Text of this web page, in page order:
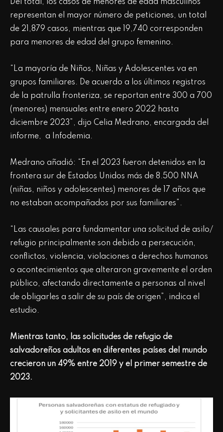
Del total, los casos de menores de edad masculinos
representan el mayor número de peticiones, un total
de 21,879 casos, mientras que 19,740 corresponden
para menores de edad del grupo femenino.
“La mayoría de Niños, Niñas y Adolescentes va en
grupos familiares. De acuerdo a los últimos registros
de la patrulla fronteriza, se reportan entre 300 a 700
(menores) mensuales entre enero 2022 hasta
diciembre 2023”, dijo Celia Medrano, encargada del
informe, a Infodemia.
Medrano añadió: “En el 2023 fueron detenidos en la
frontera sur de Estados Unidos más de 8.500 NNA
(niñas, niños y adolescentes) menores de 17 años que
no estaban acompañados por sus familiares”.
“Las causales para fundamentar una solicitud de asilo/
refugio principalmente son debido a persecución,
conflictos, violencia, violaciones a derechos humanos
o acontecimientos que alteraron gravemente el orden
público, afectando directamente a personas al nivel
de obligarles a salir de su país de origen”, indica el
estudio.
Mientras tanto, las solicitudes de refugio de
salvadoreños adultos en diferentes países del mundo
crecieron un 49% entre 2019 y el primer semestre de
2023.